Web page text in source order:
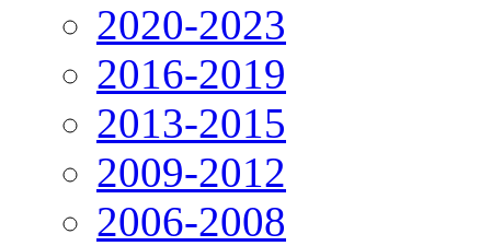
2020-2023
2016-2019
2013-2015
2009-2012
2006-2008